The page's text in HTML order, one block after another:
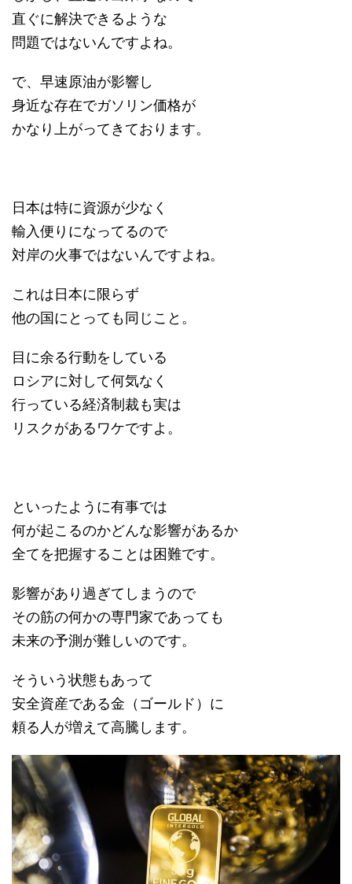
直ぐに解決できるような
問題ではないんですよね。
で、早速原油が影響し
身近な存在でガソリン価格が
かなり上がってきております。
日本は特に資源が少なく
輸入便りになってるので
対岸の火事ではないんですよね。
これは日本に限らず
他の国にとっても同じこと。
目に余る行動をしている
ロシアに対して何気なく
行っている経済制裁も実は
リスクがあるワケですよ。
といったように有事では
何が起こるのかどんな影響があるか
全てを把握することは困難です。
影響があり過ぎてしまうので
その筋の何かの専門家であっても
未来の予測が難しいのです。
そういう状態もあって
安全資産である金（ゴールド）に
頼る人が増えて高騰します。